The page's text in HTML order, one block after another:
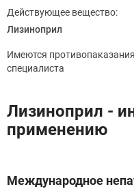
Действующее вещество:
Лизиноприл
Имеются
специалиста
Лизиноприл -
применению
Международное